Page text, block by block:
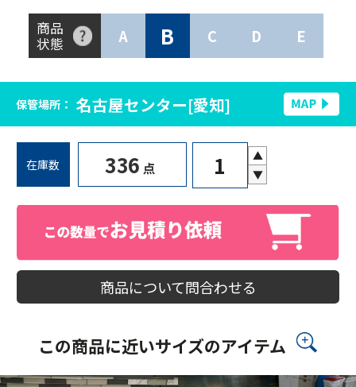
商品
状態
A B C D E
保管場所： 名古屋センター[愛知]
在庫数 336 点
▲
▼
商品について問合わせる
この商品に近いサイズのアイテム